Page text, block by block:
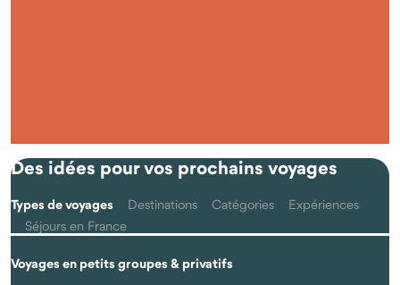
Des idées pour vos prochains voyages
Types de voyages Destinations Catégories
Expériences
Séjours en France
Voyages en petits groupes & privatifs